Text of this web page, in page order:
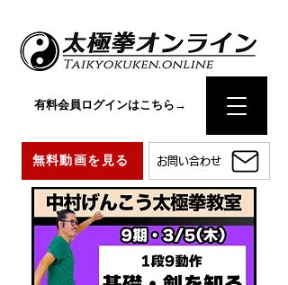
お問い合わせ
無料動画を見る
有料会員ログインはこちら→